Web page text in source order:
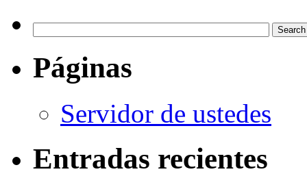
Páginas
Servidor de ustedes
Entradas recientes